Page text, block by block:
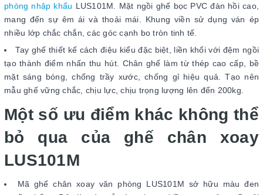
phòng nhập khẩu LUS101M. Mặt ngồi ghế bọc PVC đàn hồi cao,
mang đến sự êm ái và thoải mái. Khung viền sử dụng ván ép
nhiều lớp chắc chắn, các góc cạnh bo tròn tinh tế.
Tay ghế thiết kế cách điệu kiểu đặc biệt, liền khối với đệm ngồi
tạo thành điểm nhấn thu hút. Chân ghế làm từ thép cao cấp, bề
mặt sáng bóng, chống trầy xước, chống gỉ hiệu quả. Tạo nên
mẫu ghế vững chắc, chịu lực, chịu trọng lượng lên đến 200kg.
Một số ưu điểm khác không thể
bỏ qua của ghế chân xoay
LUS101M
Mã ghế chân xoay văn phòng LUS101M sở hữu màu đen